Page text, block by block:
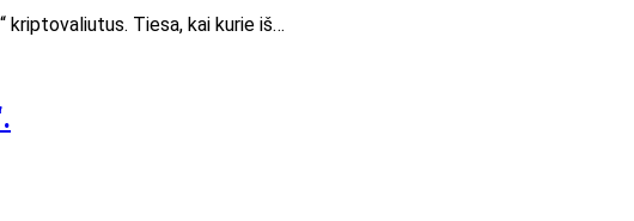
kriptovaliutus. Tiesa, kai kurie iš…